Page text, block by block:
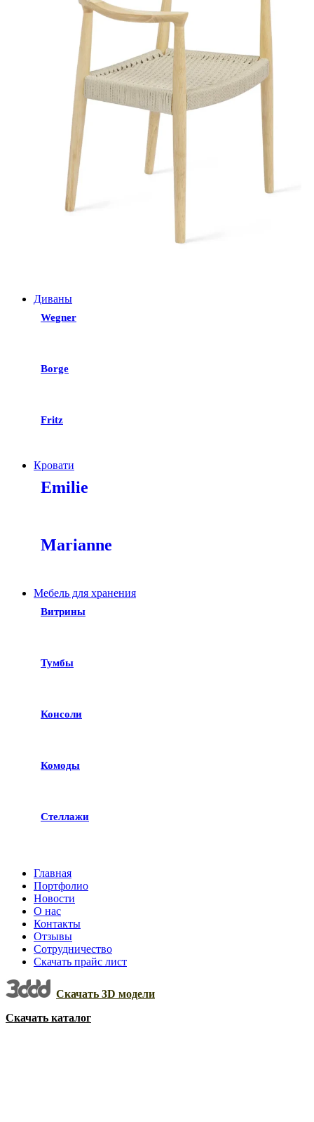
Диваны
Wegner
Borge
Fritz
Кровати
Emilie
Marianne
Мебель для хранения
Витрины
Тумбы
Консоли
Комоды
Стеллажи
Главная
Портфолио
Новости
О нас
Контакты
Отзывы
Сотрудничество
Скачать прайс лист
Скачать 3D модели
Скачать каталог